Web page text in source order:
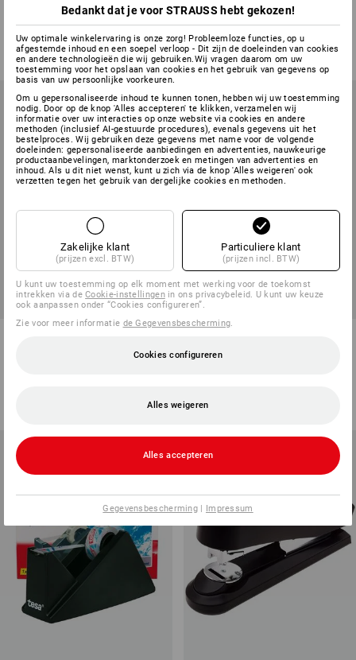
uitvoeringen
v.a. € 0,29
(incl. BTW) v.a. 3 pakken
1 variant
v.a. € 8,82
(incl. BTW) v.a. 3 pakken
(incl. BTW) v.a. 3 stuks
Bedankt dat je voor STRAUSS hebt gekozen!
Uw optimale winkelervaring is onze zorg! Probleemloze functies, op u
afgestemde inhoud en een soepel verloop - Dit zijn de doeleinden van cookies
en andere technologieën die wij gebruiken.Wij vragen daarom om uw
toestemming voor het opslaan van cookies en het gebruik van gegevens op
basis van uw persoonlijke voorkeuren.
Om u gepersonaliseerde inhoud te kunnen tonen, hebben wij uw toestemming
nodig. Door op de knop 'Alles accepteren' te klikken, verzamelen wij
informatie over uw interacties op onze website via cookies en andere
methoden (inclusief AI-gestuurde procedures), evenals gegevens uit het
bestelproces. Wij gebruiken deze gegevens met name voor de volgende
doeleinden: gepersonaliseerde aanbiedingen en advertenties, nauwkeurige
productaanbevelingen, marktonderzoek en metingen van advertenties en
inhoud. Als u dit niet wenst, kunt u zich via de knop 'Alles weigeren' ook
verzetten tegen het gebruik van dergelijke cookies en methoden.
Zakelijke klant
(prijzen excl. BTW)
Particuliere klant
(prijzen incl. BTW)
U kunt uw toestemming op elk moment met werking voor de toekomst
intrekken via deCookie-instellingenin ons privacybeleid. U kunt uw keuze
ook aanpassen onder “Cookies configureren”.
Zie voor meer informatie de Gegevensbescherming
Cookies configureren
Alles weigeren
Alles accepteren
Gegevensbescherming | Impressum